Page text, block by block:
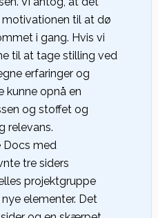
til at dø
i gang. Hvis vi
til at tage stilling ved
erfaringer og
kunne opnå en
og stoffet og
relevans.
Docs med
tre siders
projektgruppe
elementer. Det